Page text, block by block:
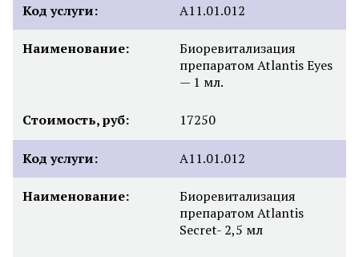
Код услуги: A11.01.012
Наименование:
Биоревитализация
препаратом Atlantis Eyes
— 1 мл.
Стоимость, руб: 17250
Код услуги: A11.01.012
Наименование:
Биоревитализация
препаратом Atlantis
Secret- 2,5 мл